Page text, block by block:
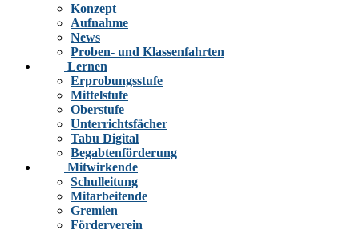
Konzept
Aufnahme
News
Proben- und Klassenfahrten
Lernen
Erprobungsstufe
Mittelstufe
Oberstufe
Unterrichtsfächer
Tabu Digital
Begabtenförderung
Mitwirkende
Schulleitung
Mitarbeitende
Gremien
Förderverein